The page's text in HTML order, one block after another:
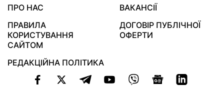
ПРО НАС
ВАКАНСІЇ
ПРАВИЛА
КОРИСТУВАННЯ
САЙТОМ
ДОГОВІР ПУБЛІЧНОЇ
ОФЕРТИ
РЕДАКЦІЙНА ПОЛІТИКА